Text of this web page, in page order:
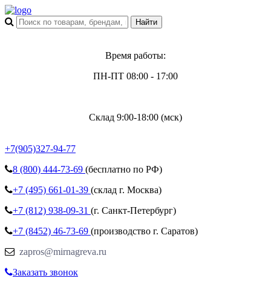
Время работы:
ПН-ПТ 08:00 - 17:00
Склад 9:00-18:00 (мск)
+7(905)327-94-77
8 (800) 444-73-69 (бесплатно по РФ)
+7 (495) 661-01-39 (склад г. Москва)
+7 (812) 938-09-31 (г. Санкт-Петербург)
+7 (8452) 46-73-69 (производство г. Саратов)
zapros@mirnagreva.ru
Заказать звонок